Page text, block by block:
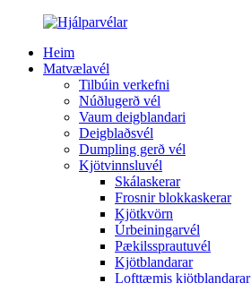
Heim
Matvælavél
Tilbúin verkefni
Núðlugerð vél
Vaum deigblandari
Deigblaðsvél
Dumpling gerð vél
Kjötvinnsluvél
Skálaskerar
Frosnir blokkaskerar
Kjötkvörn
Úrbeiningarvél
Pækilssprautuvél
Kjötblandarar
Lofttæmis kjötblandarar